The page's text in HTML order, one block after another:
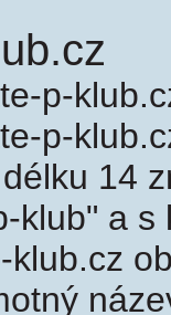
p-
p-
14
klub" a s
klub.cz